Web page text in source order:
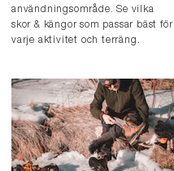
användningsområde. Se vilka
skor & kängor som passar bäst för
varje aktivitet och terräng.